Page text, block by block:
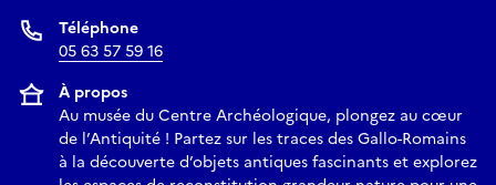
Téléphone
05 63 57 59 16
À propos
Au musée du Centre Archéologique, plongez au cœur
de l’Antiquité ! Partez sur les traces des Gallo-Romains
à la découverte d’objets antiques fascinants et explorez